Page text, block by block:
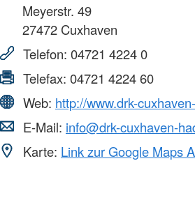
Meyerstr. 49
27472 Cuxhaven
Telefon: 04721 4224 0
Telefax: 04721 4224 60
Web: http://www.drk-
E-Mail: info@drk-cuxhaven-
Karte: Link zur Google Maps